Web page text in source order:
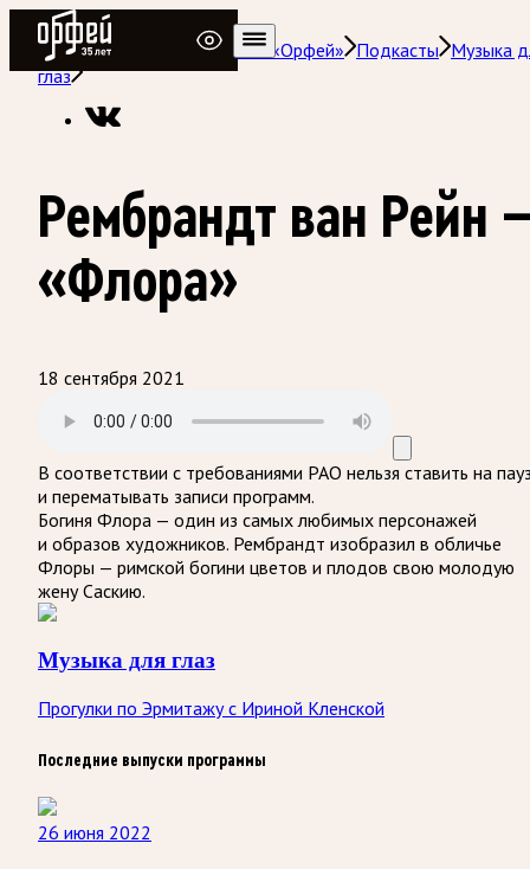
Радио Орфей
Радио классической музыки «Орфей» Подкасты Музыка
глаз
Рембрандт ван Рейн
«Флора»
18 сентября 2021
В соответствии с требованиями РАО нельзя ставить на
и перематывать записи программ.
Богиня Флора — один из самых любимых персонажей
и образов художников. Рембрандт изобразил в обличье
Флоры — римской богини цветов и плодов свою молодую
жену Саскию.
Музыка для глаз
Прогулки по Эрмитажу с Ириной Кленской
Последние выпуски программы
26 июня 2022